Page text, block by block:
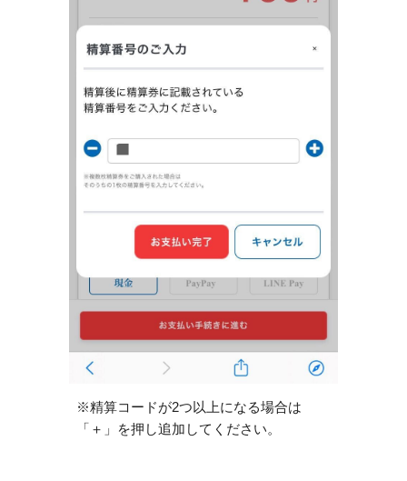
※精算コードが2つ以上になる場合は
「＋」を押し追加してください。